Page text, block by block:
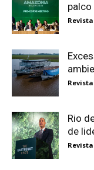
palco
Rio
de